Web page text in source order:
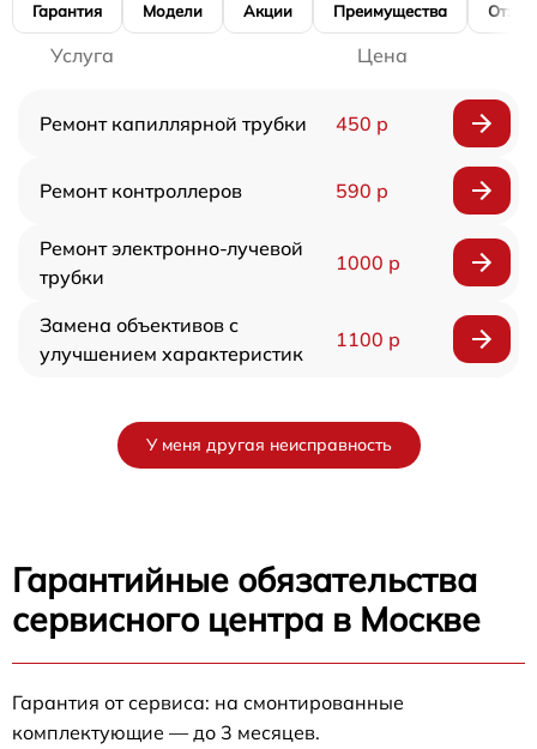
Гарантия Модели Акции Преимущества
Услуга Цена
Ремонт капиллярной трубки 450 р
Ремонт контроллеров 590 р
Ремонт электронно-лучевой
трубки
1000 р
Замена объективов с
улучшением характеристик
1100 р
У меня другая неисправность
Гарантийные обязательства
сервисного центра в Москве
Гарантия от сервиса: на смонтированные
комплектующие — до 3 месяцев.